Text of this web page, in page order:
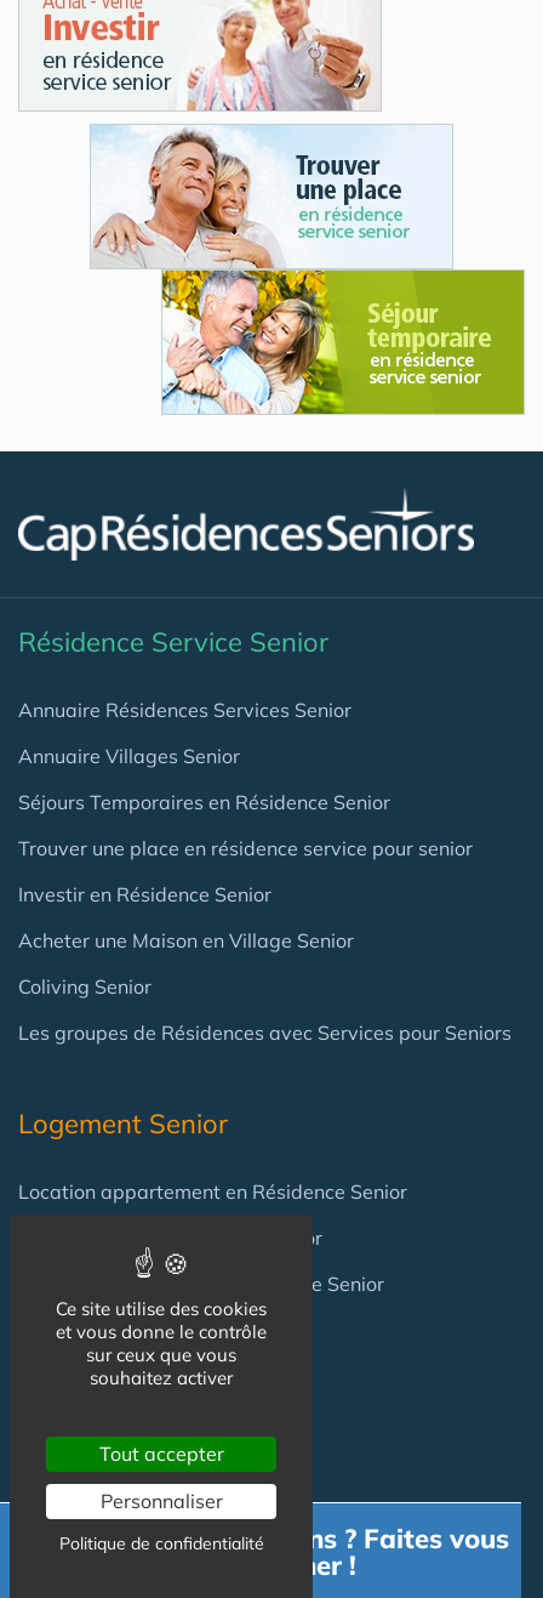
Résidence Service Senior
Annuaire Résidences Services Senior
Annuaire Villages Senior
Séjours Temporaires en Résidence Senior
Trouver une place en résidence service pour senior
Investir en Résidence Senior
Acheter une Maison en Village Senior
Coliving Senior
Les groupes de Résidences avec Services pour Seniors
Logement Senior
Location appartement en Résidence Senior
Location Maison en Village Senior
Achat appartement en Résidence Senior
Achat Maison en Village Senior
Achat / Vente Résidence
Achat / Vente Terrain
Besoin d'informations ? Faites vous
accompagner !
Ce site utilise des cookies
et vous donne le contrôle
sur ceux que vous
souhaitez activer
Tout accepter
Personnaliser
Politique de confidentialité